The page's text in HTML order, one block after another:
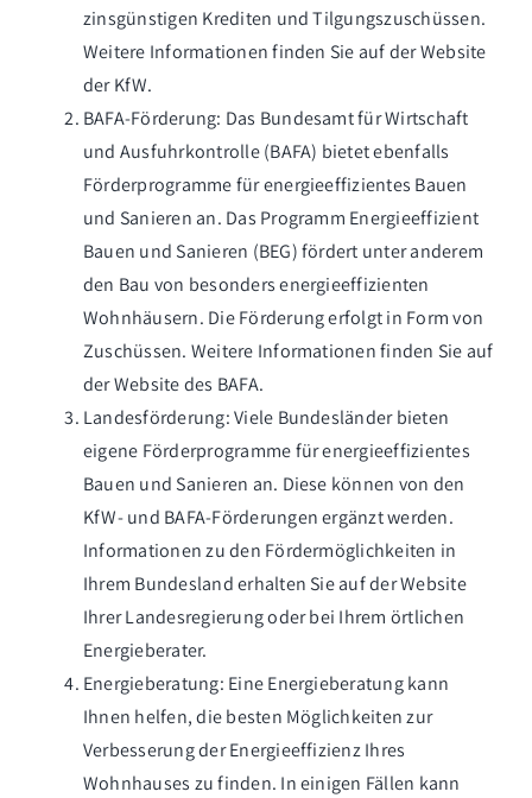
zinsgünstigen Krediten und Tilgungszuschüssen.
Weitere Informationen finden Sie auf der Website
der KfW.
BAFA-Förderung: Das Bundesamt für Wirtschaft
und Ausfuhrkontrolle (BAFA) bietet ebenfalls
Förderprogramme für energieeffizientes Bauen
und Sanieren an. Das Programm Energieeffizient
Bauen und Sanieren (BEG) fördert unter anderem
den Bau von besonders energieeffizienten
Wohnhäusern. Die Förderung erfolgt in Form von
Zuschüssen. Weitere Informationen finden Sie auf
der Website des BAFA.
Landesförderung: Viele Bundesländer bieten
eigene Förderprogramme für energieeffizientes
Bauen und Sanieren an. Diese können von den
KfW- und BAFA-Förderungen ergänzt werden.
Informationen zu den Fördermöglichkeiten in
Ihrem Bundesland erhalten Sie auf der Website
Ihrer Landesregierung oder bei Ihrem örtlichen
Energieberater.
Energieberatung: Eine Energieberatung kann
Ihnen helfen, die besten Möglichkeiten zur
Verbesserung der Energieeffizienz Ihres
Wohnhauses zu finden. In einigen Fällen kann